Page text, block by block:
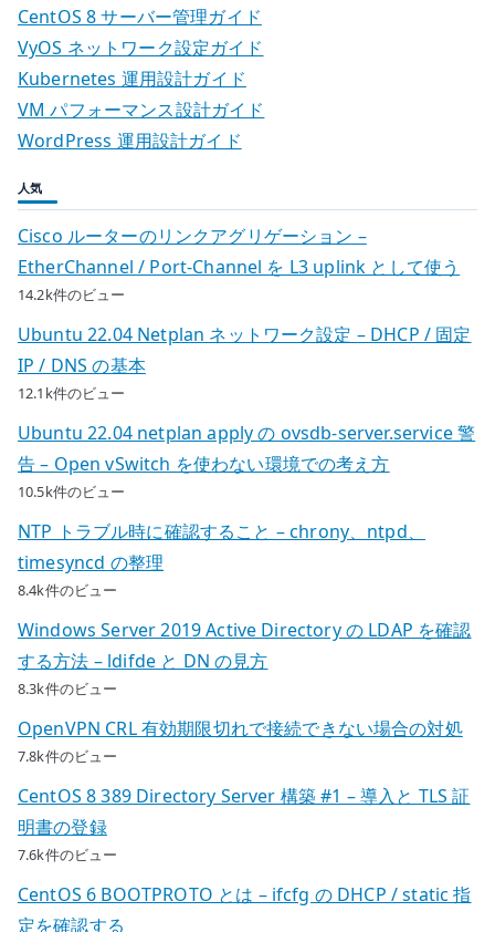
CentOS 8 サーバー管理ガイド
VyOS ネットワーク設定ガイド
Kubernetes 運用設計ガイド
VM パフォーマンス設計ガイド
WordPress 運用設計ガイド
人気
Cisco ルーターのリンクアグリゲーション –
EtherChannel / Port-Channel を L3 uplink として使う
14.2k件のビュー
Ubuntu 22.04 Netplan ネットワーク設定 – DHCP / 固定
IP / DNS の基本
12.1k件のビュー
Ubuntu 22.04 netplan apply の ovsdb-server.service 警
告 – Open vSwitch を使わない環境での考え方
10.5k件のビュー
NTP トラブル時に確認すること – chrony、ntpd、
timesyncd の整理
8.4k件のビュー
Windows Server 2019 Active Directory の LDAP を確認
する方法 – ldifde と DN の見方
8.3k件のビュー
OpenVPN CRL 有効期限切れで接続できない場合の対処
7.8k件のビュー
CentOS 8 389 Directory Server 構築 #1 – 導入と TLS 証
明書の登録
7.6k件のビュー
CentOS 6 BOOTPROTO とは – ifcfg の DHCP / static 指
定を確認する